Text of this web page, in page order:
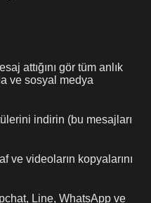
attığını gör tüm anlık
ve sosyal medya
indirin (bu mesajları
ve videoların kopyalarını
Line, WhatsApp ve